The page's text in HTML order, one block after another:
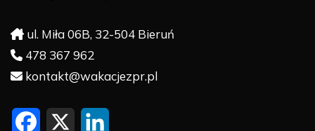
ul. Miła 06B, 32-504 Bieruń
478 367 962
kontakt@wakacjezpr.pl
F X